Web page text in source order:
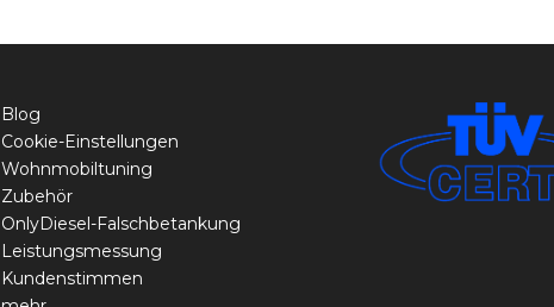
Blog
Cookie-Einstellungen
Wohnmobiltuning
Zubehör
OnlyDiesel-Falschbetankung
Leistungsmessung
Kundenstimmen